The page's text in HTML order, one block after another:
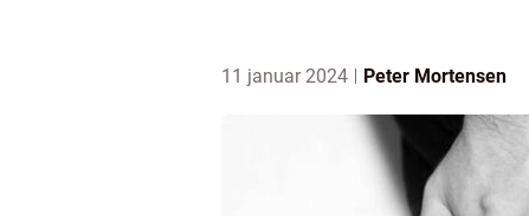
11 januar 2024 Peter Mortensen